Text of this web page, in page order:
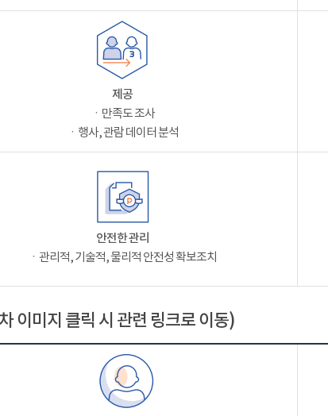
제공
ㆍ만족도 조사
ㆍ행사, 관람 데이터 분석
안전한 관리
ㆍ관리적, 기술적, 물리적 안전성 확보조치
이미지 클릭 시 관련 링크로 이동)